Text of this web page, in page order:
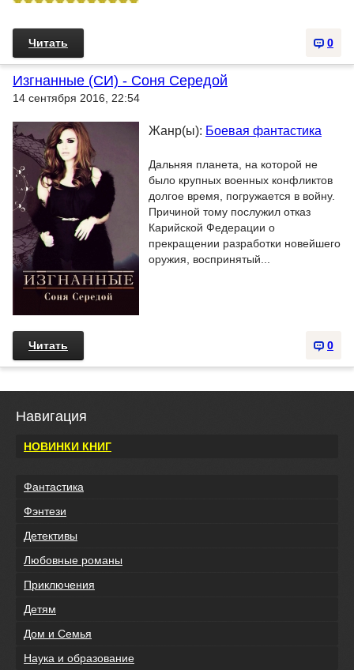
0
Читать
Изгнанные (СИ) - Соня Середой
14 сентября 2016, 22:54
Жанр(ы): Боевая фантастика
Дальняя планета, на которой не
было крупных военных конфликтов
долгое время, погружается в войну.
Причиной тому послужил отказ
Карийской Федерации о
прекращении разработки новейшего
оружия, воспринятый...
0
Читать
Навигация
НОВИНКИ КНИГ
Фантастика
Фэнтези
Детективы
Любовные романы
Приключения
Детям
Дом и Семья
Наука и образование